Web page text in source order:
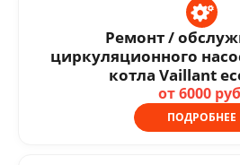
Ремонт /
циркуляционного
котла Vaillant
от 6000
ПОДРОБНЕЕ